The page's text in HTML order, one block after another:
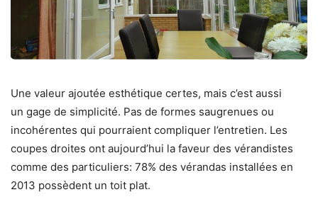
Une valeur ajoutée esthétique certes, mais ​c’est aussi
un gage de simplicité. Pas de formes saugrenues ou
incohérentes qui pourraient compliquer l’entretien. Les
coupes droites ont aujourd’hui la faveur des vérandistes
comme des particuliers: 78% des vérandas installées en
2013 possèdent un toit plat.